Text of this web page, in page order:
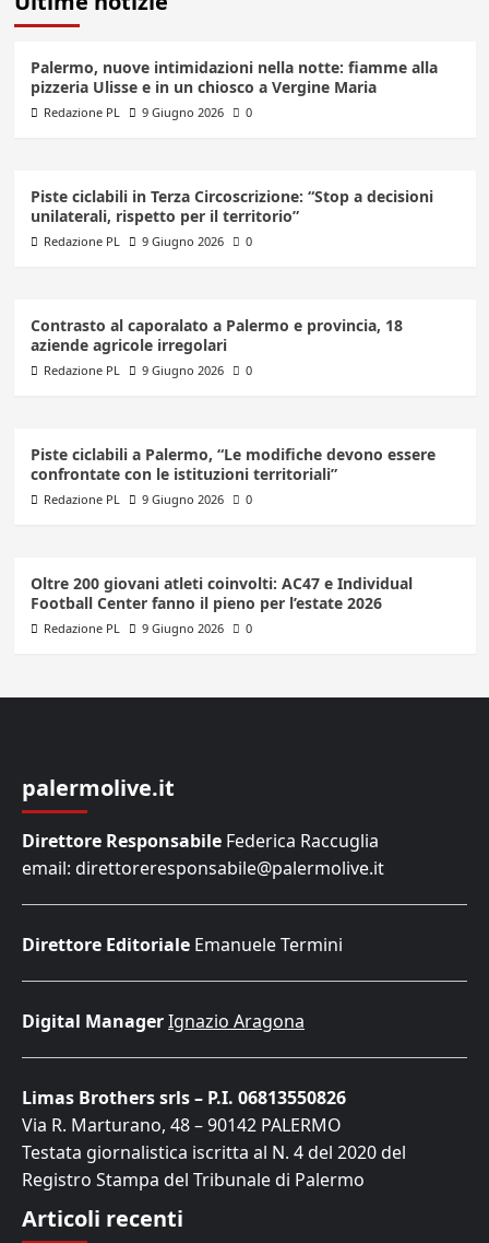
Palermo, nuove intimidazioni nella notte: fiamme alla
pizzeria Ulisse e in un chiosco a Vergine Maria
Redazione PL 9 Giugno 2026 0
Piste ciclabili in Terza Circoscrizione: “Stop a decisioni
unilaterali, rispetto per il territorio”
Redazione PL 9 Giugno 2026 0
Contrasto al caporalato a Palermo e provincia, 18
aziende agricole irregolari
Redazione PL 9 Giugno 2026 0
Piste ciclabili a Palermo, “Le modifiche devono essere
confrontate con le istituzioni territoriali”
Redazione PL 9 Giugno 2026 0
Oltre 200 giovani atleti coinvolti: AC47 e Individual
Football Center fanno il pieno per l’estate 2026
Redazione PL 9 Giugno 2026 0
palermolive.it
Direttore Responsabile Federica Raccuglia
email: direttoreresponsabile@palermolive.it
Direttore Editoriale Emanuele Termini
Digital ManagerIgnazio Aragona
Limas Brothers srls – P.I. 06813550826
Via R. Marturano, 48 – 90142 PALERMO
Testata giornalistica iscritta al N. 4 del 2020 del
Registro Stampa del Tribunale di Palermo
Articoli recenti